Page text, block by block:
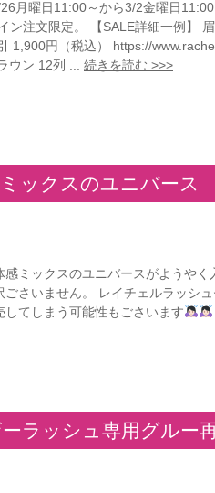
26月曜日11:00～から3/2金曜日
ン注文限定。 【SALE詳細一例】
1,900円（税込） https://
ウン 12列 ... 続きを読む >>>
ミックスのユニバース
ミックスのユニバースがようやく
さいません。 レイチェルラッシ
てしまう可能性もごさいます
ーラッシュ専用グルー